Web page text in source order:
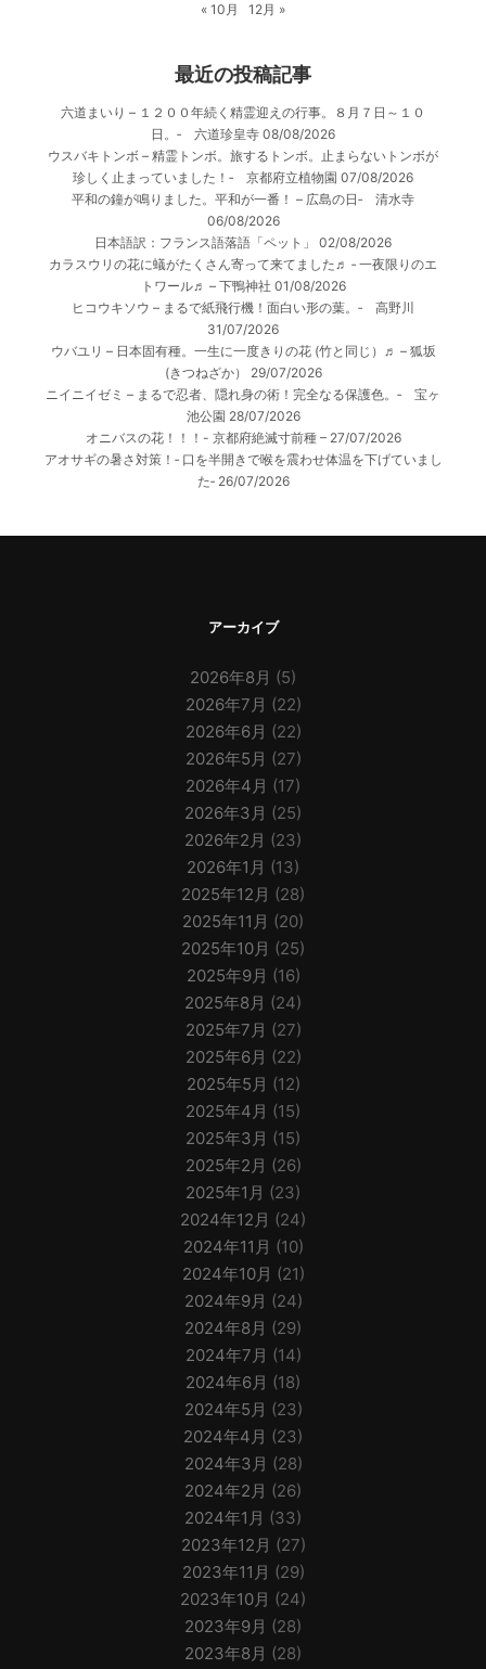
« 10月 12月 »
最近の投稿記事
六道まいり – １２００年続く精霊迎えの行事。８月７日～１０
日。‐ 六道珍皇寺 08/08/2026
ウスバキトンボ – 精霊トンボ。旅するトンボ。止まらないトンボが
珍しく止まっていました！‐ 京都府立植物園 07/08/2026
平和の鐘が鳴りました。平和が一番！ – 広島の日‐ 清水寺
06/08/2026
日本語訳：フランス語落語「ペット」
02/08/2026
カラスウリの花に蟻がたくさん寄って来てました♬ ‐ 一夜限りのエ
トワール♬ – 下鴨神社 01/08/2026
ヒコウキソウ – まるで紙飛行機！面白い形の葉。‐ 高野川
31/07/2026
ウバユリ – 日本固有種。一生に一度きりの花 (竹と同じ）♬ – 狐坂
(きつねざか）
29/07/2026
ニイニイゼミ – まるで忍者、隠れ身の術！完全なる保護色。‐ 宝ヶ
池公園 28/07/2026
オニバスの花！！！- 京都府絶滅寸前種 – 27/07/2026
アオサギの暑さ対策！‐ 口を半開きで喉を震わせ体温を下げていまし
た‐ 26/07/2026
アーカイブ
2026年8月 (5)
2026年7月 (22)
2026年6月 (22)
2026年5月 (27)
2026年4月 (17)
2026年3月 (25)
2026年2月 (23)
2026年1月 (13)
2025年12月 (28)
2025年11月 (20)
2025年10月 (25)
2025年9月 (16)
2025年8月 (24)
2025年7月 (27)
2025年6月 (22)
2025年5月 (12)
2025年4月 (15)
2025年3月 (15)
2025年2月 (26)
2025年1月 (23)
2024年12月 (24)
2024年11月 (10)
2024年10月 (21)
2024年9月 (24)
2024年8月 (29)
2024年7月 (14)
2024年6月 (18)
2024年5月 (23)
2024年4月 (23)
2024年3月 (28)
2024年2月 (26)
2024年1月 (33)
2023年12月 (27)
2023年11月 (29)
2023年10月 (24)
2023年9月 (28)
2023年8月 (28)